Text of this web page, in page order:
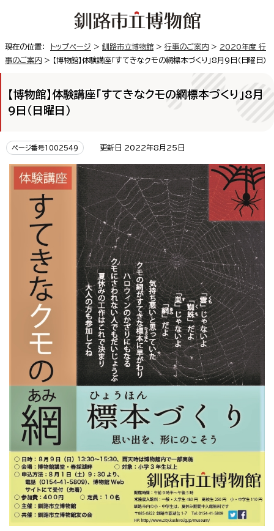
現在の位置： トップページ > 釧路市立博物館 > 行事のご案内 > 2020年度 行
事のご案内 > 【博物館】体験講座「すてきなクモの網標本づくり」8月9日（日曜日）
【博物館】体験講座「すてきなクモの網標本づくり」8月
9日（日曜日）
ページ番号1002549 更新日 2022年8月25日